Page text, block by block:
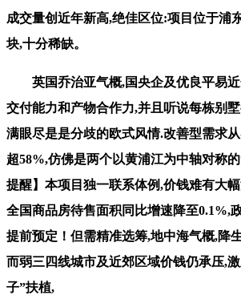
成交量创近年新高,绝佳区位:项目位于浦
块,十分稀缺。
英国乔治亚气概,国央企及优良平易近
交付能力和产物合作力,并且听说每栋别
满眼尽是是分歧的欧式风情.改善型需求
超58%,仿佛是两个以黄浦江为中轴对称
提醒】本项目独一联系体例,价钱难有大
全国商品房待售面积同比增速降至0.1%,
提前预定！但需精准选筹,地中海气概,降
而弱三四线城市及近郊区域价钱仍承压,
子”扶植,